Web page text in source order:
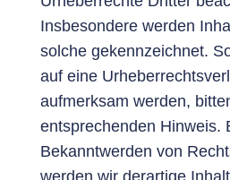
Insbesondere werden
solche gekennzeichnet.
auf eine
aufmerksam werden,
entsprechenden Hinweis.
Bekanntwerden von
werden wir derartige